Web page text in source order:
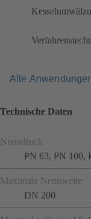
Alle
Technische Daten
Nenndruck
PN 63, PN 100,
Maximale Nennweite
DN 200